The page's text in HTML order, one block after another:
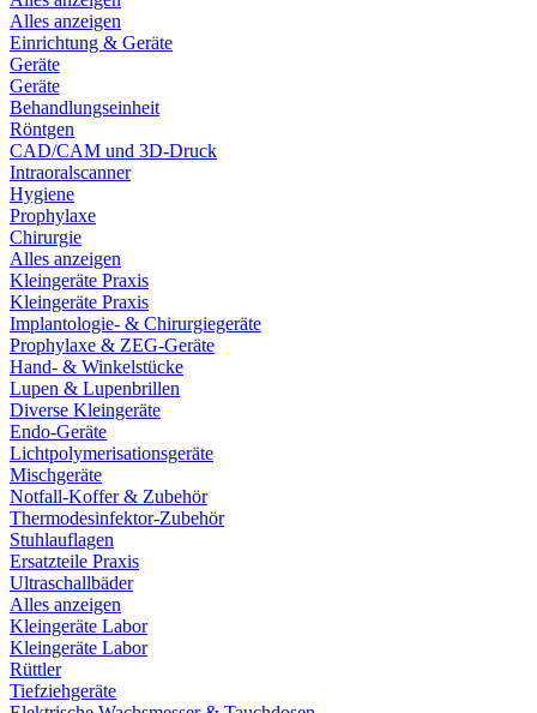
Alles anzeigen
Einrichtung & Geräte
Geräte
Geräte
Behandlungseinheit
Röntgen
CAD/CAM und 3D-Druck
Intraoralscanner
Hygiene
Prophylaxe
Chirurgie
Alles anzeigen
Kleingeräte Praxis
Kleingeräte Praxis
Implantologie- & Chirurgiegeräte
Prophylaxe & ZEG-Geräte
Hand- & Winkelstücke
Lupen & Lupenbrillen
Diverse Kleingeräte
Endo-Geräte
Lichtpolymerisationsgeräte
Mischgeräte
Notfall-Koffer & Zubehör
Thermodesinfektor-Zubehör
Stuhlauflagen
Ersatzteile Praxis
Ultraschallbäder
Alles anzeigen
Kleingeräte Labor
Kleingeräte Labor
Rüttler
Tiefziehgeräte